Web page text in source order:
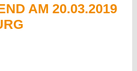
AM 20.03.2019